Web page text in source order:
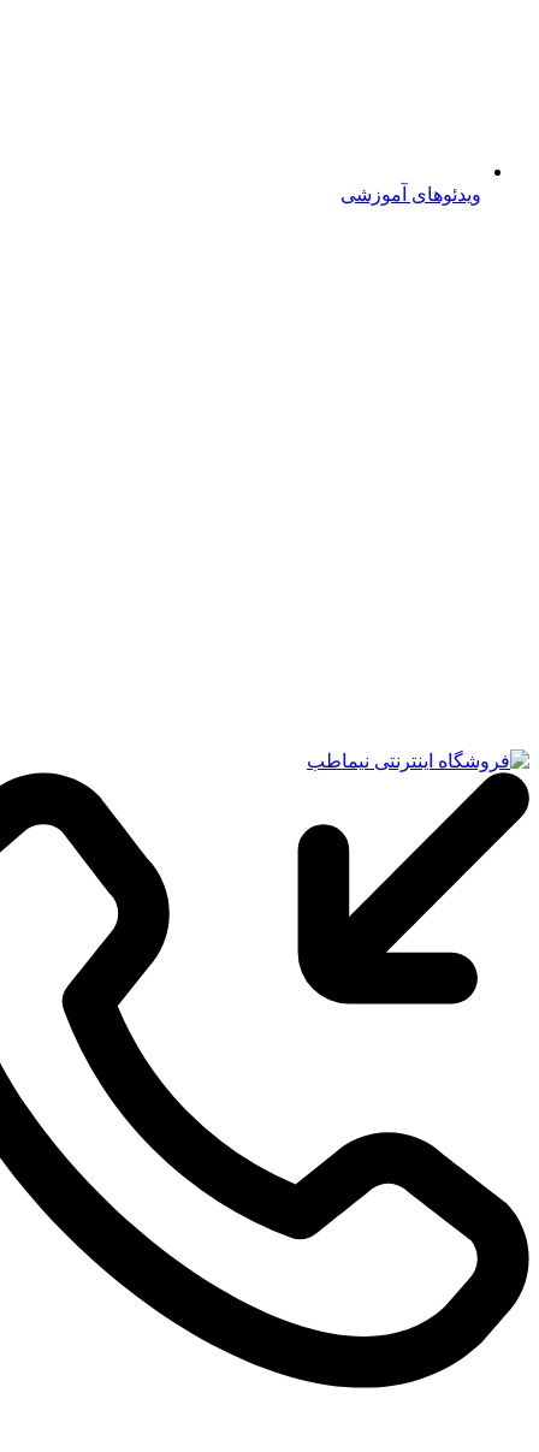
ویدئوهای آموزشی